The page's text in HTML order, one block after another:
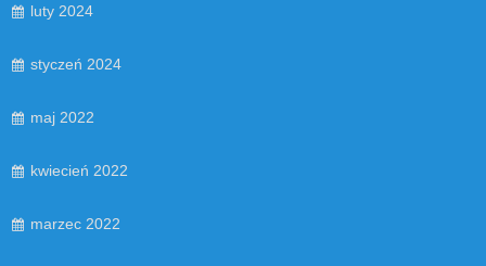
luty 2024
styczeń 2024
maj 2022
kwiecień 2022
marzec 2022